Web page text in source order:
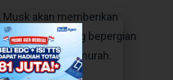
Musk akan memberikan
seseorang yang bepergian
yang lebih murah.